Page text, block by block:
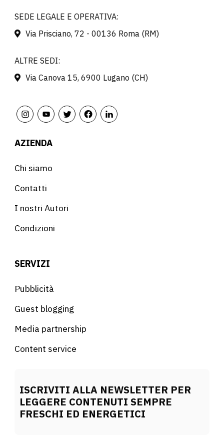
SEDE LEGALE E OPERATIVA:
Via Prisciano, 72 - 00136 Roma (RM)
ALTRE SEDI:
Via Canova 15, 6900 Lugano (CH)
AZIENDA
Chi siamo
Contatti
I nostri Autori
Condizioni
SERVIZI
Pubblicità
Guest blogging
Media partnership
Content service
ISCRIVITI ALLA NEWSLETTER PER
LEGGERE CONTENUTI SEMPRE
FRESCHI ED ENERGETICI